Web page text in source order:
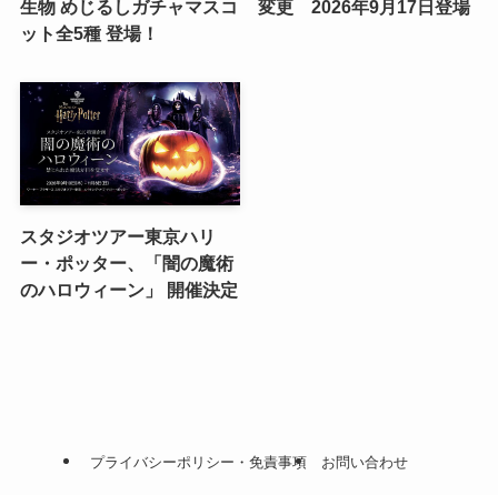
生物 めじるしガチャマスコ
ット全5種 登場！
変更 2026年9月17日登場
スタジオツアー東京ハリ
ー・ポッター、「闇の魔術
のハロウィーン」 開催決定
プライバシーポリシー・免責事項 お問い合わせ